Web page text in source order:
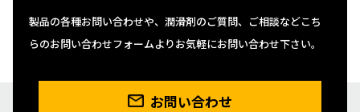
製品の各種お問い合わせや、潤滑剤のご質問、ご相談などこち
らのお問い合わせフォームよりお気軽にお問い合わせ下さい。
お問い合わせ